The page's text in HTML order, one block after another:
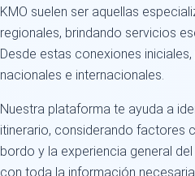
KMO suelen ser aquellas
regionales, brindando servicios
Desde estas conexiones
nacionales e internacionales.
Nuestra plataforma te ayuda a
itinerario, considerando factores
bordo y la experiencia general
con toda la información